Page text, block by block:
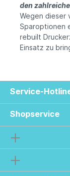
den
Wegen dieser
Sparoptionen
rebuilt
Einsatz zu
Service-
Shopservice